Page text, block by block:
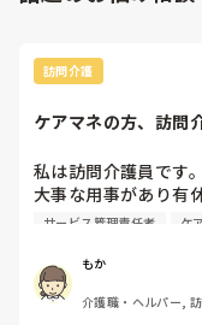
訪問介護
ケアマネの方、訪問
私は訪問介護員です。
大事な用事があり有
代わりに訪問する職
話などもしたりと仲
です、すみません）
の人になるけどいい
サービス管理責任者 ケ
もか
介護職・ヘルパー,